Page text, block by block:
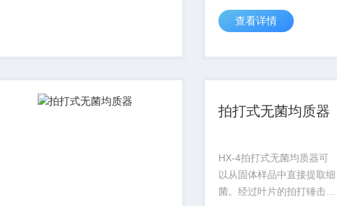
混合、从而达到溶液中微生
即可完成样品的处理。有效
查看详情
拍打式无菌均质器
HX-4拍打式无菌均质器可
以从固体样品中直接提取细
菌。经过叶片的拍打锤击产